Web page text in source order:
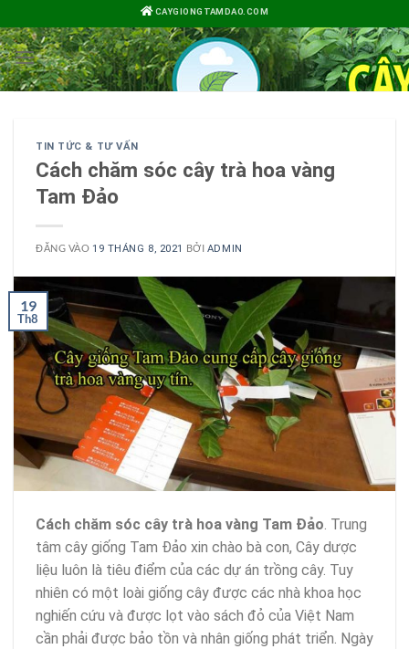
qua
nội
dung
CAYGIONGTAMDAO.COM
TIN TỨC & TƯ VẤN
Cách chăm sóc cây trà hoa vàng
Tam Đảo
ĐĂNG VÀO19 THÁNG 8, 2021 BỞI ADMIN
19
Th8
Cách chăm sóc cây trà hoa vàng Tam Đảo. Trung
tâm cây giống Tam Đảo xin chào bà con, Cây dược
liệu luôn là tiêu điểm của các dự án trồng cây. Tuy
nhiên có một loài giống cây được các nhà khoa học
nghiến cứu và được lọt vào sách đỏ của Việt Nam
cần phải được bảo tồn và nhân giống phát triển. Ngày